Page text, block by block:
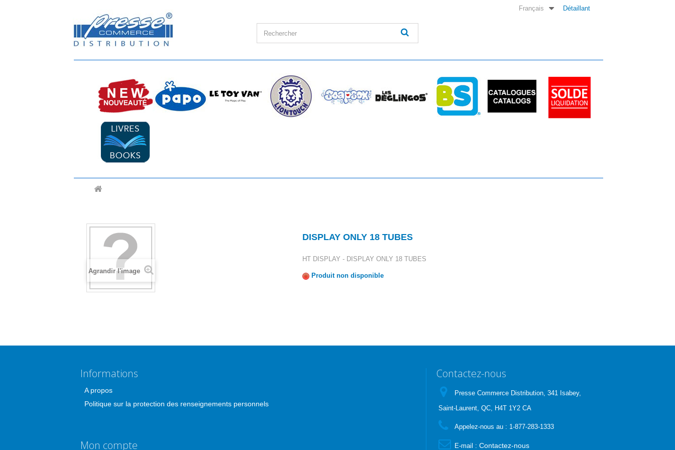
Détaillant
Français
Agrandir l'image
DISPLAY ONLY 18 TUBES
HT DISPLAY - DISPLAY ONLY 18 TUBES
Produit non disponible
Informations
A propos
Politique sur la protection des renseignements personnels
Contactez-nous
Presse Commerce Distribution, 341 Isabey,
Saint-Laurent, QC, H4T 1Y2 CA
Appelez-nous au : 1-877-283-1333
E-mail : Contactez-nous
Mon compte